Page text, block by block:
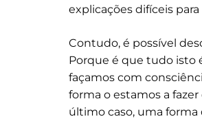
explicações difíceis
Contudo, é possível
Porque é que tudo isto
façamos com
forma o estamos a
último caso, uma